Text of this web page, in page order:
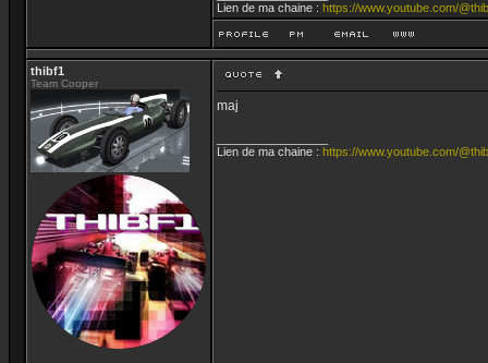
Lien de ma chaine : https://www.youtube.com/
thibf1
Team Cooper
maj
Lien de ma chaine : https://www.youtube.com/